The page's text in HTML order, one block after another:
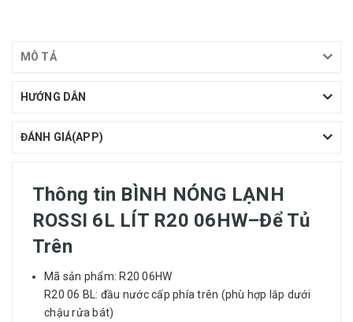
MÔ TẢ
HƯỚNG DẪN
ĐÁNH GIÁ(APP)
Thông tin BÌNH NÓNG LẠNH
ROSSI 6L LÍT R20 06HW–Để Tủ
Trên
Mã sản phẩm: R20 06HW
R20 06 BL: đầu nước cấp phía trên (phù hợp lắp dưới
chậu rửa bát)